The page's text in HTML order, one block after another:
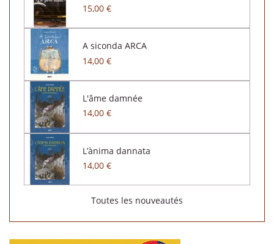
15,00 €
A siconda ARCA
14,00 €
L'âme damnée
14,00 €
L’ànima dannata
14,00 €
Toutes les nouveautés